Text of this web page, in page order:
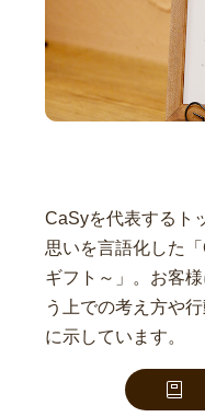
CaSyを代表するト
思いを言語化した
ギフト～」。お客
う上での考え方や
に示しています。